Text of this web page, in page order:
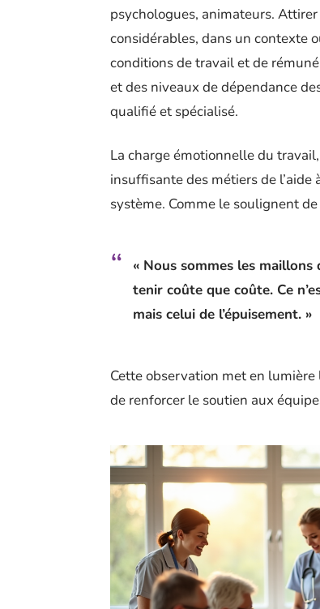
psychologues, animateurs.
considérables, dans un contexte
conditions de travail et de
et des niveaux de dépendance
qualifié et spécialisé.
La charge émotionnelle du
insuffisante des métiers de
système. Comme le soulignent
« Nous sommes les maillons
tenir coûte que coûte. Ce
mais celui de l’épuisement. »
Cette observation met en
de renforcer le soutien aux